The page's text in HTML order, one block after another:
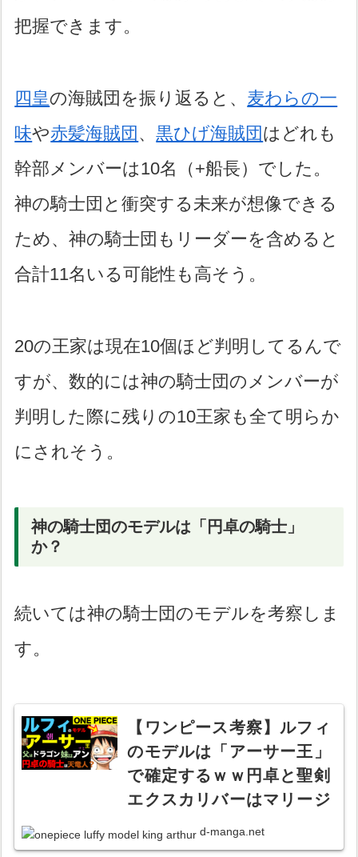
把握できます。
四皇の海賊団を振り返ると、 麦わらの一
味や赤髪海賊団 、黒ひげ海賊団 はどれも
幹部メンバーは10名（+船長）でした。
神の騎士団と衝突する未来が想像できる
ため、神の騎士団もリーダーを含めると
合計11名いる可能性も高そう。
20の王家は現在10個ほど判明してるんで
すが、数的には神の騎士団のメンバーが
判明した際に残りの10王家も全て明らか
にされそう。
神の騎士団のモデルは「円卓の騎士」
か？
続いては神の騎士団のモデルを考察しま
す。
【ワンピース考察】ルフィ
のモデルは「アーサー王」
で確定するｗｗ円卓と聖剣
エクスカリバーはマリージ
ョアにあった？父親は同じ
ドラゴン？妹はアン？【朝
d-manga.net